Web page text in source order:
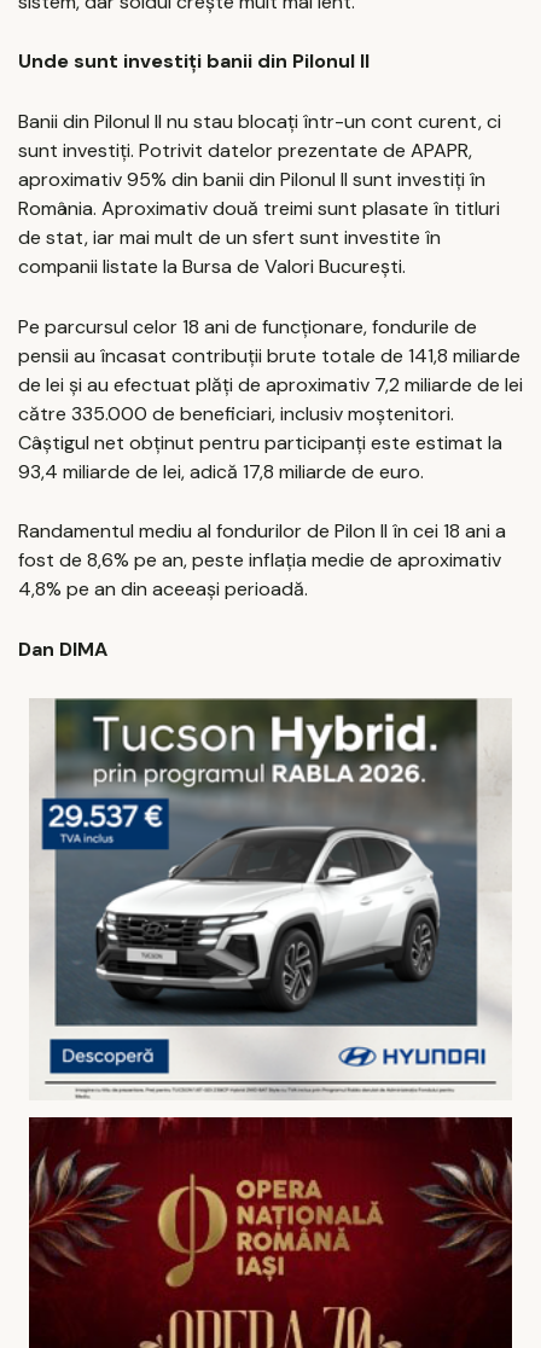
Unde sunt investiți banii din Pilonul II
Banii din Pilonul II nu stau blocați într-un cont curent, ci
sunt investiți. Potrivit datelor prezentate de APAPR,
aproximativ 95% din banii din Pilonul II sunt investiți în
România. Aproximativ două treimi sunt plasate în titluri
de stat, iar mai mult de un sfert sunt investite în
companii listate la Bursa de Valori București.
Pe parcursul celor 18 ani de funcționare, fondurile de
pensii au încasat contribuții brute totale de 141,8 miliarde
de lei și au efectuat plăți de aproximativ 7,2 miliarde de lei
către 335.000 de beneficiari, inclusiv moștenitori.
Câștigul net obținut pentru participanți este estimat la
93,4 miliarde de lei, adică 17,8 miliarde de euro.
Randamentul mediu al fondurilor de Pilon II în cei 18 ani a
fost de 8,6% pe an, peste inflația medie de aproximativ
4,8% pe an din aceeași perioadă.
Dan DIMA